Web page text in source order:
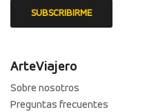
ArteViajero
Sobre nosotros
Preguntas frecuentes